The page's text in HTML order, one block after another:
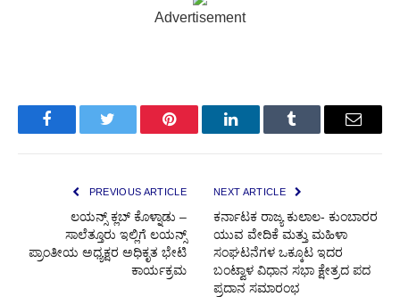
Advertisement
FacebookTwitter PinterestLinkedInTumblr Email
PREVIOUS ARTICLE
ಲಯನ್ಸ್ ಕ್ಲಬ್ ಕೊಳ್ನಾಡು –
ಸಾಲೆತ್ತೂರು ಇಲ್ಲಿಗೆ ಲಯನ್ಸ್
ಪ್ರಾಂತೀಯ ಅಧ್ಯಕ್ಷರ ಅಧಿಕೃತ ಭೇಟಿ
ಕಾರ್ಯಕ್ರಮ
NEXT ARTICLE
ಕರ್ನಾಟಕ ರಾಜ್ಯ ಕುಲಾಲ- ಕುಂಬಾರರ
ಯುವ ವೇದಿಕೆ ಮತ್ತು ಮಹಿಳಾ
ಸಂಘಟನೆಗಳ ಒಕ್ಕೂಟ ಇದರ
ಬಂಟ್ವಾಳ ವಿಧಾನ ಸಭಾ ಕ್ಷೇತ್ರದ ಪದ
ಪ್ರದಾನ ಸಮಾರಂಭ